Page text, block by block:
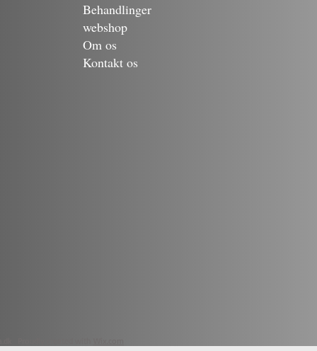
Behandlinger
webshop
Om os
Kontakt os